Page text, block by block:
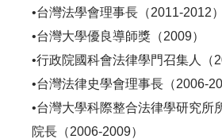
•台灣法學會理事長（2011-2012）
•台灣大學優良導師獎（2009）
•行政院國科會法律學門召集人（
•台灣法律史學會理事長（2006-
•台灣大學科際整合法律學研究所
院長（2006-2009）